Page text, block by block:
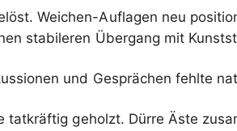
Weichen-Auflagen neu
stabileren Übergang mit
und Gesprächen fehlte
geholzt. Dürre Äste